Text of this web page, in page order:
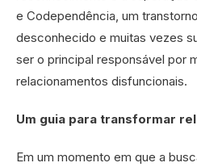
e Codependência, um
desconhecido e muitas vezes
ser o principal responsável por
relacionamentos disfuncionais.
Um guia para transformar
Em um momento em que a